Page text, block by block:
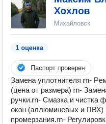
Хохлов
Михайловск
1 оценка
Паспорт проверен
Замeнa уплотнителя rn-
(цeнa от рaзмера) rn-
pучки.rn- Смазка и чистка
окон (аллюминевых и ПВХ)
промерзания.rn-